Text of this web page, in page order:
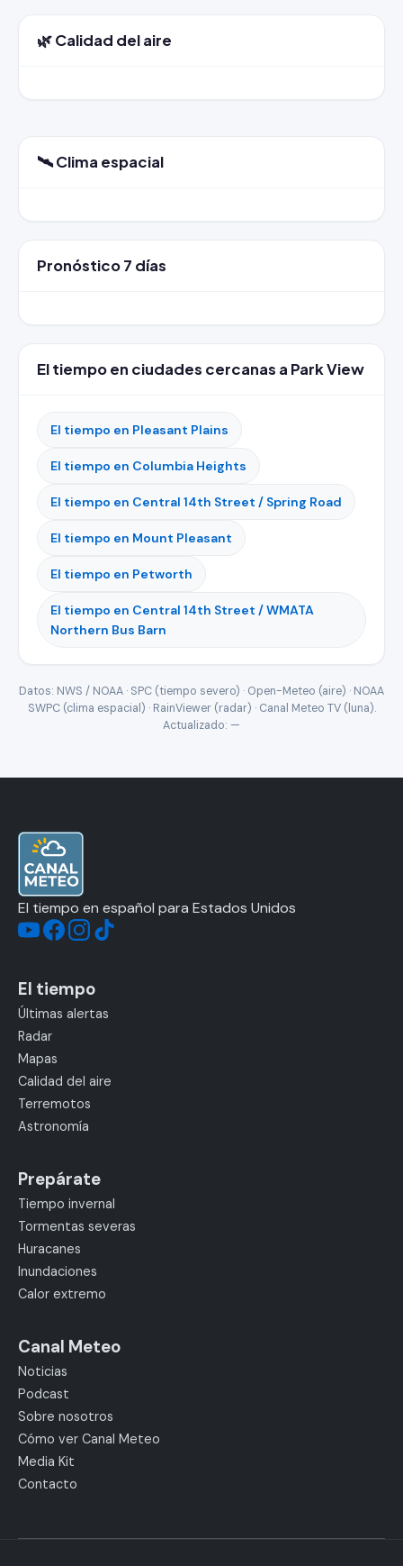
🌿 Calidad del aire
🛰️ Clima espacial
Pronóstico 7 días
El tiempo en ciudades cercanas a Park View
El tiempo en Pleasant Plains
El tiempo en Columbia Heights
El tiempo en Central 14th Street / Spring Road
El tiempo en Mount Pleasant
El tiempo en Petworth
El tiempo en Central 14th Street / WMATA
Northern Bus Barn
Datos: NWS / NOAA · SPC (tiempo severo) · Open-Meteo (aire) · NOAA
SWPC (clima espacial) · RainViewer (radar) · Canal Meteo TV (luna).
Actualizado: —
El tiempo en español para Estados Unidos
El tiempo
Últimas alertas
Radar
Mapas
Calidad del aire
Terremotos
Astronomía
Prepárate
Tiempo invernal
Tormentas severas
Huracanes
Inundaciones
Calor extremo
Canal Meteo
Noticias
Podcast
Sobre nosotros
Cómo ver Canal Meteo
Media Kit
Contacto